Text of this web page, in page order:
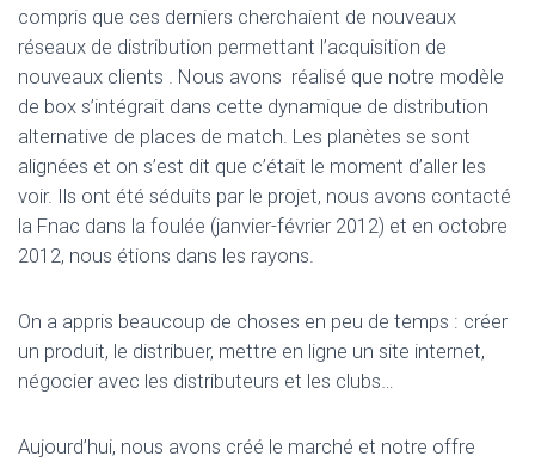
compris que ces derniers cherchaient de nouveaux
réseaux de distribution permettant l’acquisition de
nouveaux clients . Nous avons réalisé que notre modèle
de box s’intégrait dans cette dynamique de distribution
alternative de places de match. Les planètes se sont
alignées et on s’est dit que c’était le moment d’aller les
voir. Ils ont été séduits par le projet, nous avons contacté
la Fnac dans la foulée (janvier-février 2012) et en octobre
2012, nous étions dans les rayons.
On a appris beaucoup de choses en peu de temps : créer
un produit, le distribuer, mettre en ligne un site internet,
négocier avec les distributeurs et les clubs…
Aujourd’hui, nous avons créé le marché et notre offre